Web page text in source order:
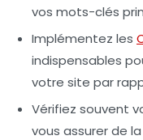
vos mots-clés
Implémentez les
indispensables
votre site par
Vérifiez souvent
vous assurer de